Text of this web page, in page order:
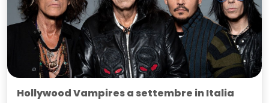
Hollywood Vampires a settembre in Italia